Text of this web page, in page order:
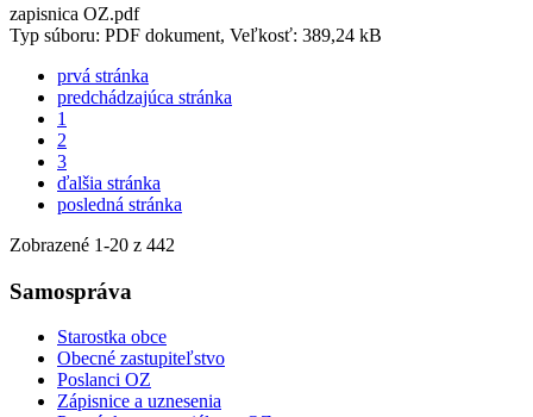
zapisnica OZ.pdf
Typ súboru: PDF dokument, Veľkosť: 389,24 kB
prvá stránka
predchádzajúca stránka
1
2
3
ďalšia stránka
posledná stránka
Zobrazené 1-20 z 442
Samospráva
Starostka obce
Obecné zastupiteľstvo
Poslanci OZ
Zápisnice a uznesenia